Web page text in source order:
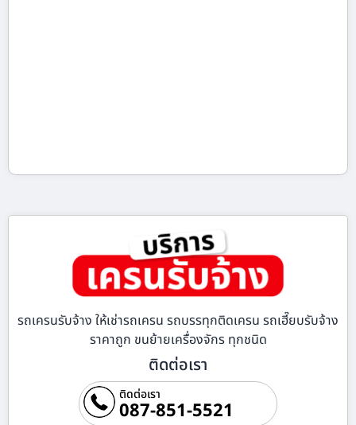
รถเครนรับจ้าง ให้เช่ารถเครน รถบรรทุกติดเครน รถเฮี๊ยบรับจ้าง
ราคาถูก ขนย้ายเครื่องจักร ทุกชนิด
ติดต่อเรา
ติดต่อเรา
087-851-5521